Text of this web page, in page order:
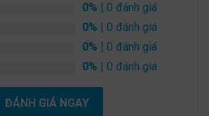
0% | 0 đánh giá
0% | 0 đánh giá
0% | 0 đánh giá
0% | 0 đánh giá
ĐÁNH GIÁ NGAY